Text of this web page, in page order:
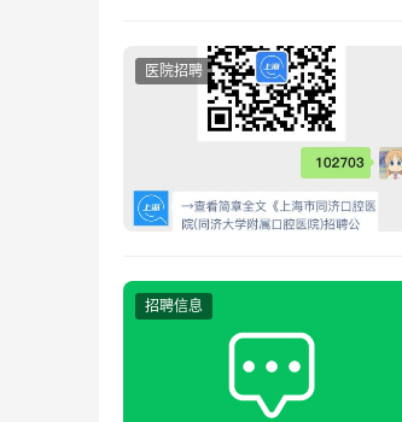
医院招聘
招聘信息